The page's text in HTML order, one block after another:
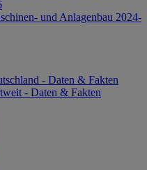
und Anlagenbau 2024-
- Daten & Fakten
- Daten & Fakten